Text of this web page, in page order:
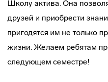
Школу актива. Она
друзей и приобрести
пригодятся им не только
жизни. Желаем ребятам
следующем семестре!